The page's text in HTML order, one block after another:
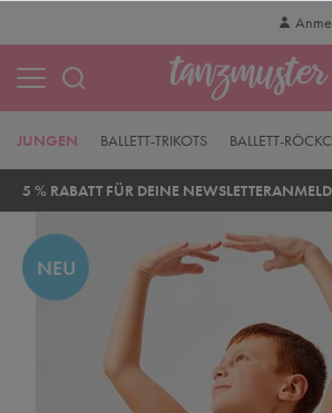
BALLETT-
BALLETT-TRIKOTS
JUNGEN
5 % RABATT FÜR DEINE
NEU